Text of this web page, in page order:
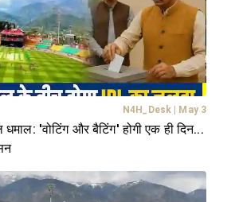
N4H_Desk May 3
धमाल: 'वोटिंग और बैटिंग' होगी एक ही दिन...